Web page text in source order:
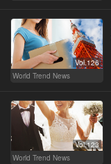
Vol.126
World Trend News
Vol.123
World Trend News